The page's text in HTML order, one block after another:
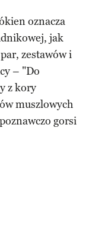
oznacza
jak
zestawów i
– "Do
z kory
muszlowych
gorsi